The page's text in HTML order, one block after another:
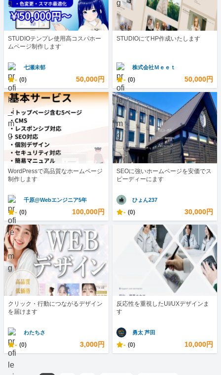
STUDIOテンプレ使用高コスパホー
ムページ制作します
七瀬未郁
- (0) 50,000円
STUDIOにてHP作成いたします
株式会社Ｍｅｅｔ
- (0) 50,000円
WordPressで高品質なホームページ
制作します
千原@Webエンジニア5年
- (0) 100,000円
SEOに強いホームページを安価でス
ピーディーにます
ひょん237
- (0) 30,000円
クリック・行動につながるデザイン
を届けます
わたちさ
- (0) 3,000円
反応性を重視したUI/UXデザインま
す
勇太 芦田
- (0) 10,000円